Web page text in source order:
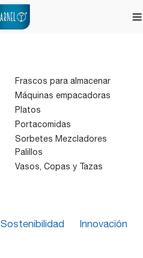
Frascos para almacenar
Máquinas empacadoras
Platos
Portacomidas
Sorbetes Mezcladores
Palillos
Vasos, Copas y Tazas
Sostenibilidad Innovación